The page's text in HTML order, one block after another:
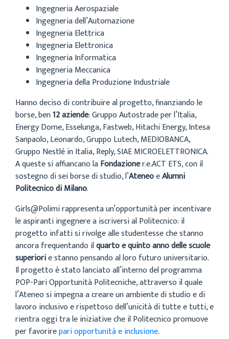
Ingegneria Aerospaziale
Ingegneria dell’Automazione
Ingegneria Elettrica
Ingegneria Elettronica
Ingegneria Informatica
Ingegneria Meccanica
Ingegneria della Produzione Industriale
Hanno deciso di contribuire al progetto, finanziando le
borse, ben12 aziende: Gruppo Autostrade per l’Italia,
Energy Dome, Esselunga, Fastweb, Hitachi Energy, Intesa
Sanpaolo, Leonardo, Gruppo Lutech, MEDIOBANCA,
Gruppo Nestlé in Italia, Reply, SIAE MICROELETTRONICA.
A queste si affiancano laFondazioner.e.ACT ETS, con il
sostegno di sei borse di studio, l’AteneoeAlumni
Politecnico di Milano.
Girls@Polimi rappresenta un’opportunità per incentivare
le aspiranti ingegnere a iscriversi al Politecnico: il
progetto infatti si rivolge alle studentesse che stanno
ancora frequentando ilquarto e quinto anno delle scuole
superiorie stanno pensando al loro futuro universitario.
Il progetto è stato lanciato all’interno del programma
POP-Pari Opportunità Politecniche, attraverso il quale
l’Ateneo si impegna a creare un ambiente di studio e di
lavoro inclusivo e rispettoso dell’unicità di tutte e tutti, e
rientra oggi tra le iniziative che il Politecnico promuove
per favorirepari opportunità e inclusione.